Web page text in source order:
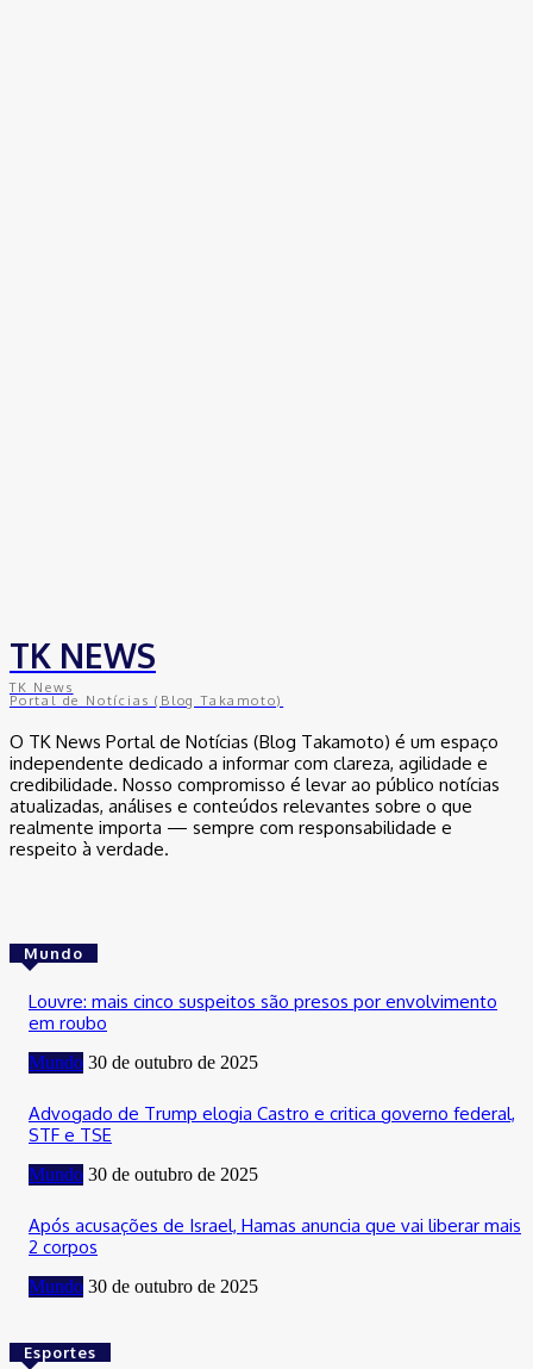
TK NEWS
TK News
Portal de Notícias (Blog Takamoto)
O TK News Portal de Notícias (Blog Takamoto) é um espaço
independente dedicado a informar com clareza, agilidade e
credibilidade. Nosso compromisso é levar ao público notícias
atualizadas, análises e conteúdos relevantes sobre o que
realmente importa — sempre com responsabilidade e
respeito à verdade.
Mundo
Louvre: mais cinco suspeitos são presos por envolvimento
em roubo
Mundo 30 de outubro de 2025
Advogado de Trump elogia Castro e critica governo federal,
STF e TSE
Mundo 30 de outubro de 2025
Após acusações de Israel, Hamas anuncia que vai liberar mais
2 corpos
Mundo 30 de outubro de 2025
Esportes